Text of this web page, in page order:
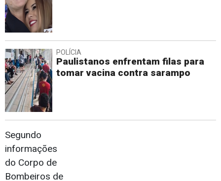
POLÍCIA
Paulistanos enfrentam filas para
tomar vacina contra sarampo
Segundo
informações
do Corpo de
Bombeiros de